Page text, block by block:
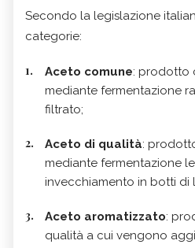
Secondo la legislazione
categorie:
Aceto comune: prodotto
mediante fermentazione
filtrato;
Aceto di qualità:
mediante fermentazione
invecchiamento in botti di
Aceto aromatizzato:
qualità a cui vengono